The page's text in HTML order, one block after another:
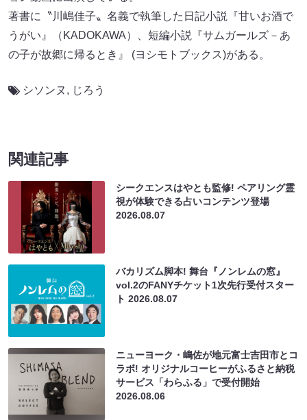
著書に〝川嶋佳子〟名義で執筆した日記小説『甘いお酒で
うがい』（KADOKAWA）、短編小説『サムガールズ－あ
の子が故郷に帰るとき』 (ヨシモトブックス)がある。
シソンヌ , じろう
関連記事
シークエンスはやとも監修! ペアリング霊
視が体験できる占いコンテンツ登場
2026.08.07
バカリズム脚本! 舞台『ノンレムの窓』
vol.2のFANYチケット1次先行受付スター
ト2026.08.07
ニューヨーク・嶋佐が地元富士吉田市とコ
ラボ! オリジナルコーヒーがふるさと納税
サービス「わらふる」で受付開始
2026.08.06